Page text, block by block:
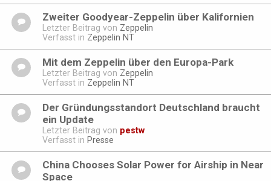
Zweiter Goodyear-Zeppelin über Kalifornien
Letzter Beitrag von Zeppelin
Verfasst in Zeppelin NT
Mit dem Zeppelin über den Europa-Park
Letzter Beitrag von Zeppelin
Verfasst in Zeppelin NT
Der Gründungsstandort Deutschland braucht
ein Update
Letzter Beitrag von pestw
Verfasst in Presse
China Chooses Solar Power for Airship in Near
Space